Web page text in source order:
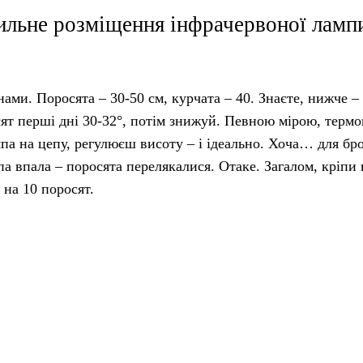
розміщення інфрачервоної
Поросята – 30-50 см, курчата – 40. Знаєте, нижче –
перші дні 30-32°, потім знижуй. Певною мірою,
на цепу, регулюєш висоту – і ідеально. Хоча… для
впала – поросята перелякалися. Отаке. Загалом, кріпи
10 поросят.